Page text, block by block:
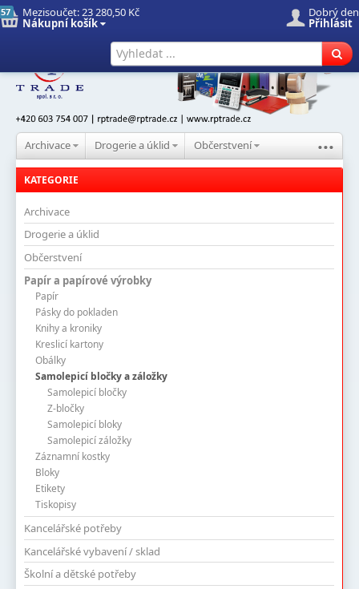
57 Mezisoučet:23 280,50 Kč
Nákupní košík
Dobrý den
Přihlásit
Hledat
Archivace Drogerie a úklid Občerstvení ...
KATEGORIE
Archivace
Drogerie a úklid
Občerstvení
Papír a papírové výrobky
Papír
Pásky do pokladen
Knihy a kroniky
Kreslicí kartony
Obálky
Samolepicí bločky a záložky
Samolepicí bločky
Z-bločky
Samolepicí bloky
Samolepicí záložky
Záznamní kostky
Bloky
Etikety
Tiskopisy
Kancelářské potřeby
Kancelářské vybavení / sklad
Školní a dětské potřeby